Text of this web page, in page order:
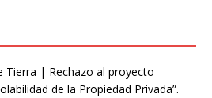
Tierra | Rechazo al proyecto
de la Propiedad Privada”.